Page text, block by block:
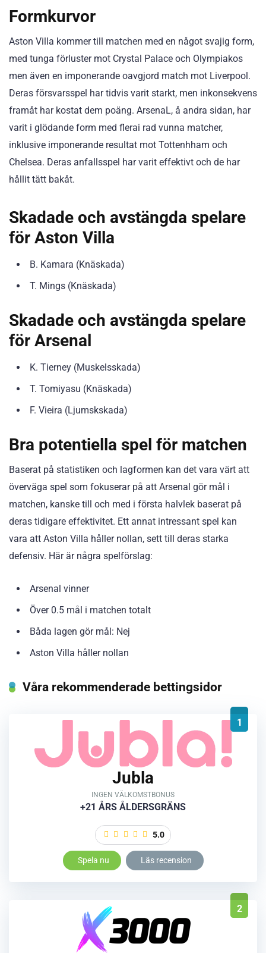
Formkurvor
Aston Villa kommer till matchen med en något svajig form,
med tunga förluster mot Crystal Palace och Olympiakos
men även en imponerande oavgjord match mot Liverpool.
Deras försvarsspel har tidvis varit starkt, men inkonsekvens
framåt har kostat dem poäng. ArsenaL, å andra sidan, har
varit i glödande form med flerai rad vunna matcher,
inklusive imponerande resultat mot Tottenhham och
Chelsea. Deras anfallsspel har varit effektivt och de har
hållit tätt bakåt.
Skadade och avstängda spelare
för Aston Villa
B. Kamara (Knäskada)
T. Mings (Knäskada)
Skadade och avstängda spelare
för Arsenal
K. Tierney (Muskelsskada)
T. Tomiyasu (Knäskada)
F. Vieira (Ljumskskada)
Bra potentiella spel för matchen
Baserat på statistiken och lagformen kan det vara värt att
överväga spel som fokuserar på att Arsenal gör mål i
matchen, kanske till och med i första halvlek baserat på
deras tidigare effektivitet. Ett annat intressant spel kan
vara att Aston Villa håller nollan, sett till deras starka
defensiv. Här är några spelförslag:
Arsenal vinner
Över 0.5 mål i matchen totalt
Båda lagen gör mål: Nej
Aston Villa håller nollan
Våra rekommenderade bettingsidor
1
Jubla
INGEN VÄLKOMSTBONUS
+21 ÅRS ÅLDERSGRÄNS
5.0
Spela nu Läs recension
2